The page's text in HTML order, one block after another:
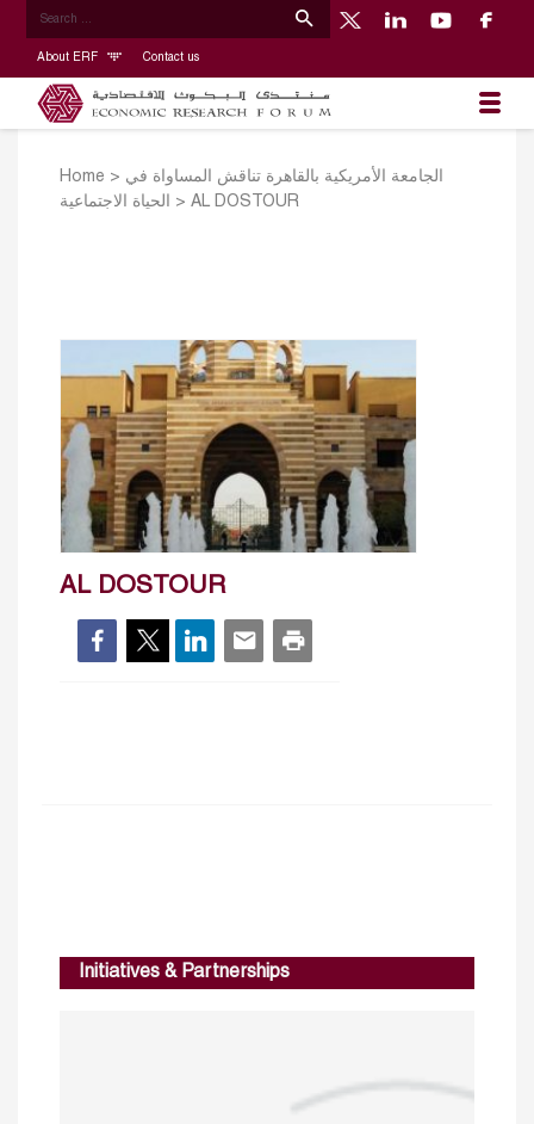
About ERF Contact us
Home > الجامعة الأمريكية بالقاهرة تناقش المساواة في
الحياة الاجتماعية
> AL DOSTOUR
AL DOSTOUR
Initiatives & Partnerships